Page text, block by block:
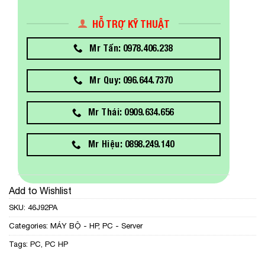
HỖ TRỢ KỸ THUẬT
Mr Tấn: 0978.406.238
Mr Quy: 096.644.7370
Mr Thái: 0909.634.656
Mr Hiệu: 0898.249.140
Add to Wishlist
SKU: 46J92PA
Categories: MÁY BỘ - HP, PC - Server
Tags: PC PC HP